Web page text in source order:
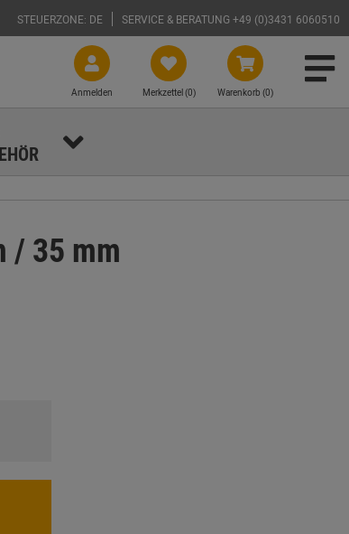
STEUERZONE: DE SERVICE & BERATUNG +49 (0)3431 6060510
Warenkorb (0)
Merkzettel (0)
Anmelden
/ 35 mm